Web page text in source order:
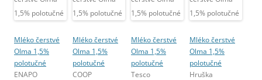
Mléko čerstvé
Olma 1,5%
polotučné
ENAPO
Mléko čerstvé
Olma 1,5%
polotučné
COOP
Mléko čerstvé
Olma 1,5%
polotučné
Tesco
Mléko čerstvé
Olma 1,5%
polotučné
Hruška